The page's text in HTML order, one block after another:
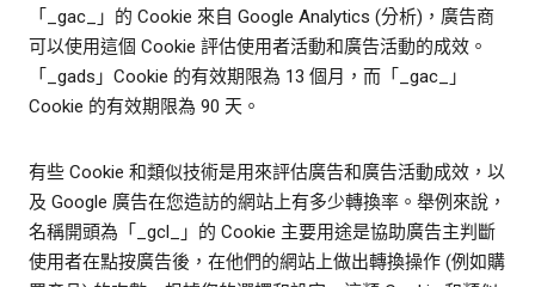
「_gac_」的 Cookie 來自 Google Analytics (分析)，廣告商
可以使用這個 Cookie 評估使用者活動和廣告活動的成效。
「_gads」Cookie 的有效期限為 13 個月，而「_gac_」
Cookie 的有效期限為 90 天。
有些 Cookie 和類似技術是用來評估廣告和廣告活動成效，以
及 Google 廣告在您造訪的網站上有多少轉換率。舉例來說，
名稱開頭為「_gcl_」的 Cookie 主要用途是協助廣告主判斷
使用者在點按廣告後，在他們的網站上做出轉換操作 (例如購